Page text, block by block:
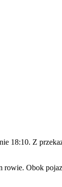
18:10. Z
Obok